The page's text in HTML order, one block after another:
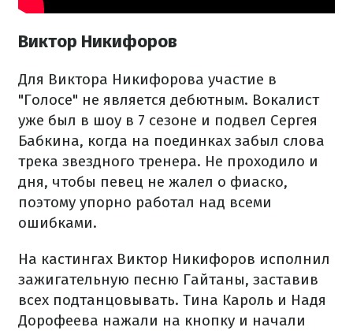
Виктор Никифоров
Для Виктора Никифорова участие в
"Голосе" не является дебютным. Вокалист
уже был в шоу в 7 сезоне и подвел Сергея
Бабкина, когда на поединках забыл слова
трека звездного тренера. Не проходило и
дня, чтобы певец не жалел о фиаско,
поэтому упорно работал над всеми
ошибками.
На кастингах Виктор Никифоров исполнил
зажигательную песню Гайтаны, заставив
всех подтанцовывать. Тина Кароль и Надя
Дорофеева нажали на кнопку и начали